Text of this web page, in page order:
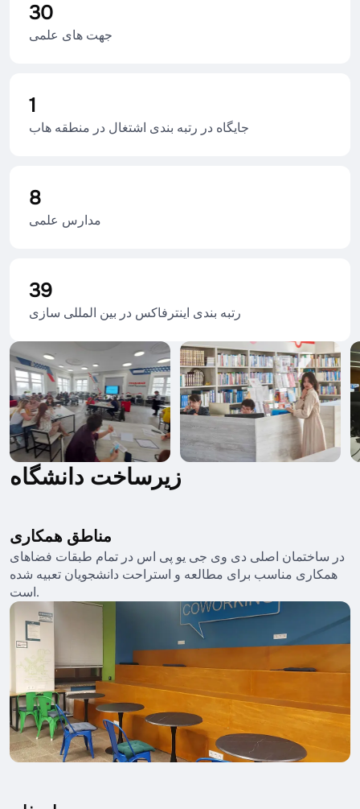
30
جهت های علمی
1
جایگاه در رتبه بندی اشتغال در منطقه هاب
8
مدارس علمی
39
رتبه بندی اینترفاکس در بین المللی سازی
زیرساخت دانشگاه
مناطق همکاری
در ساختمان اصلی دی وی جی یو پی اس در تمام طبقات فضاهای
همکاری مناسب برای مطالعه و استراحت دانشجویان تعبیه شده
است.